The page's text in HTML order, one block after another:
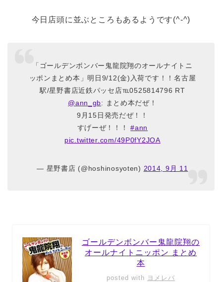
今日店頭に並ぶところもあるようです(^-^)
「ゴールデンボンバー鬼龍院翔のオールナイトニ
ッポンまとめ本」明日9/12(金)入荷です！！名古屋
駅/星野書店近鉄パッセ店℡0525814796 RT
@ann_gb: まとめ本だぜ！
9月15日発売だぜ！！
すげーぜ！！！#ann
pic.twitter.com/49P0fY2JOA
— 星野書店 (@hoshinosyoten) 2014, 9月 11
ゴールデンボンバー鬼龍院翔の
オールナイトニッポン まとめ
本
posted with ヨメレバ